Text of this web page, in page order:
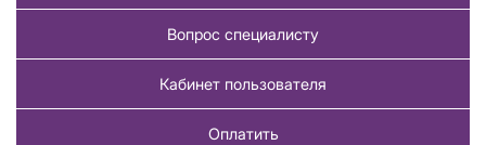
Вопрос специалисту
Кабинет пользователя
Оплатить